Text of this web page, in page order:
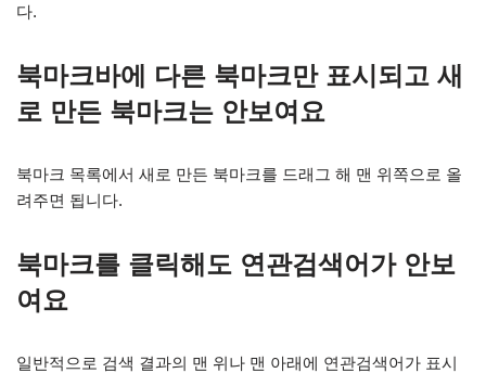
다.
북마크바에 다른 북마크만 표시되고 새
로 만든 북마크는 안보여요
북마크 목록에서 새로 만든 북마크를 드래그 해 맨 위쪽으로 올
려주면 됩니다.
북마크를 클릭해도 연관검색어가 안보
여요
일반적으로 검색 결과의 맨 위나 맨 아래에 연관검색어가 표시